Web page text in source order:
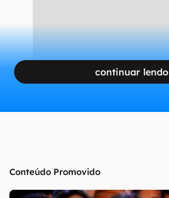
continuar lendo